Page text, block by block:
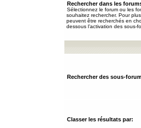
Rechercher dans les
Sélectionnez le forum ou les
souhaitez rechercher. Pour
peuvent être recherchés en
dessous l’activation des sous-
Rechercher des sous-
Classer les résultats par: